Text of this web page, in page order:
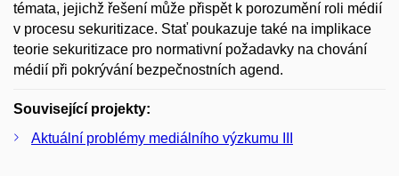
témata, jejichž řešení může přispět k porozumění roli médií
v procesu sekuritizace. Stať poukazuje také na implikace
teorie sekuritizace pro normativní požadavky na chování
médií při pokrývání bezpečnostních agend.
Související projekty:
Aktuální problémy mediálního výzkumu III